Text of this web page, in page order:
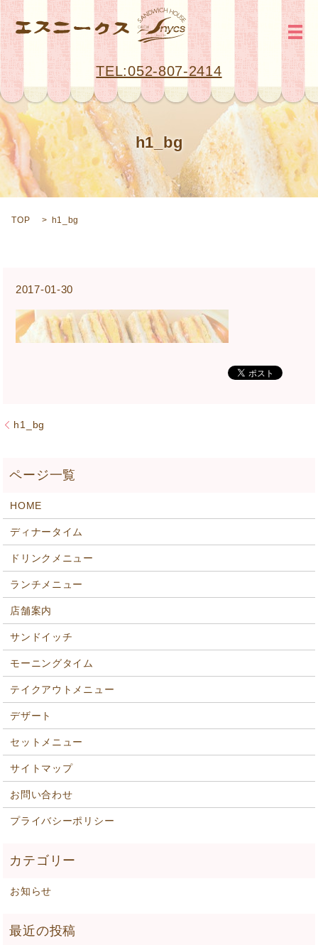
TEL:052-807-2414
メ
h1_bg
TOP h1_bg
2017-01-30
h1_bg
HOME
ディナータイム
ドリンクメニュー
ランチメニュー
店舗案内
サンドイッチ
モーニングタイム
テイクアウトメニュー
デザート
セットメニュー
サイトマップ
お問い合わせ
プライバシーポリシー
お知らせ